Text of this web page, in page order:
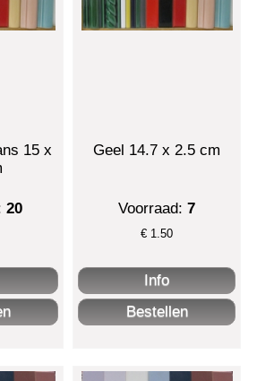
15 x
20
Geel 14.7 x 2.5 cm
Voorraad:7
€ 1.50